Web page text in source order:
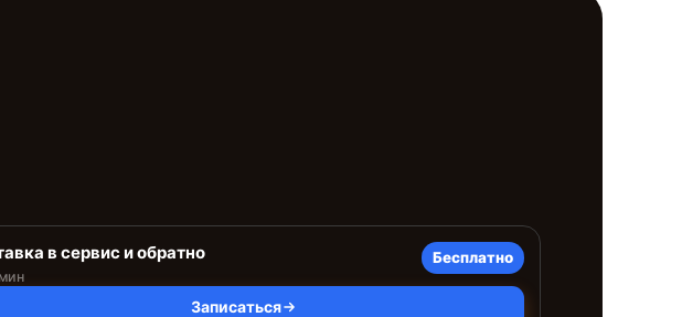
в сервис и обратно Бесплатно
Записаться